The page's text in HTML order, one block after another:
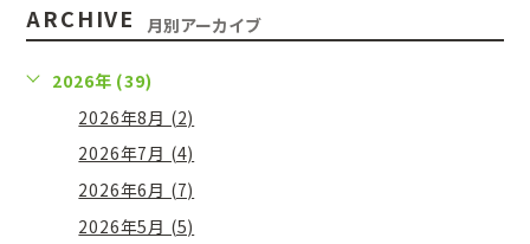
ARCHIVE 月別アーカイブ
2026年 (39)
2026年8月 (2)
2026年7月 (4)
2026年6月 (7)
2026年5月 (5)